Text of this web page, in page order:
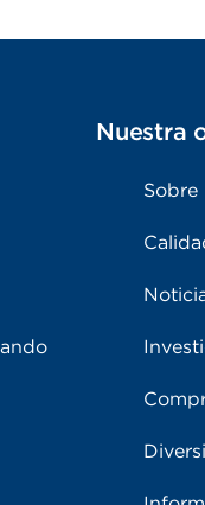
Nuestra
Sobre